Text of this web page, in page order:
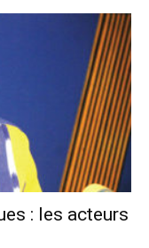
: les acteurs